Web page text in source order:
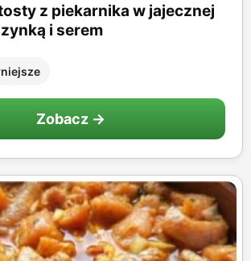
z piekarnika w jajecznej
i serem
Zobacz →